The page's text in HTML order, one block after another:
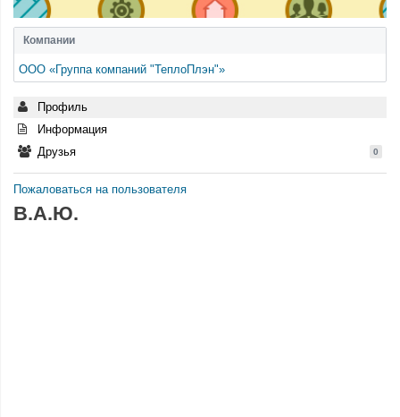
Компании
ООО «Группа компаний "ТеплоПлэн"»
Профиль
Информация
Друзья
0
Пожаловаться на пользователя
В.А.Ю.